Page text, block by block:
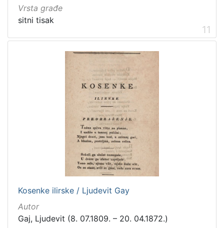
Vrsta građe
sitni tisak
11
Kosenke ilirske / Ljudevit Gay
Autor
Gaj, Ljudevit (8. 07.1809. – 20. 04.1872.)